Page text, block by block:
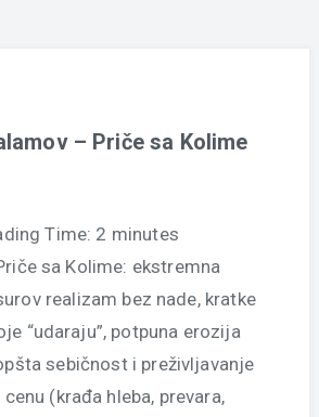
– Priče sa Kolime
Time: 2 minutes
sa Kolime: ekstremna
realizam bez nade, kratke
“udaraju”, potpuna erozija
sebičnost i preživljavanje
(krađa hleba, prevara,